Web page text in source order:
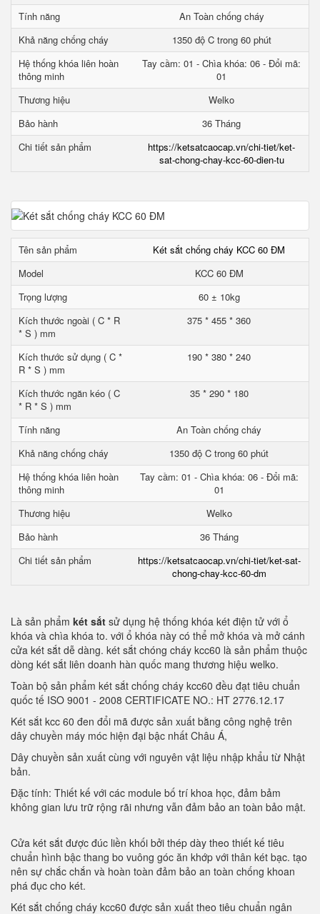
Tính năng
An Toàn chống cháy
Khả năng chống cháy
1350 độ C trong 60 phút
Hệ thống khóa liên hoàn
thông minh
Tay cầm: 01 - Chìa khóa: 06 - Đổi mã:
01
Thương hiệu
Welko
Bảo hành
36 Tháng
Chi tiết sản phẩm
https://ketsatcaocap.vn/chi-tiet/ket-
sat-chong-chay-kcc-60-dien-tu
Tên sản phẩm
Két sắt chống cháy KCC 60 ĐM
Model
KCC 60 ĐM
Trọng lượng
60 ± 10kg
Kích thước ngoài ( C * R
* S ) mm
375 * 455 * 360
Kích thước sử dụng ( C *
R * S ) mm
190 * 380 * 240
Kích thước ngăn kéo ( C
* R * S ) mm
35 * 290 * 180
Tính năng
An Toàn chống cháy
Khả năng chống cháy
1350 độ C trong 60 phút
Hệ thống khóa liên hoàn
thông minh
Tay cầm: 01 - Chìa khóa: 06 - Đổi mã:
01
Thương hiệu
Welko
Bảo hành
36 Tháng
Chi tiết sản phẩm
https://ketsatcaocap.vn/chi-tiet/ket-sat-
chong-chay-kcc-60-dm
Là sản phẩm két sắt sử dụng hệ thống khóa két điện tử với ổ
khóa và chìa khóa to. với ổ khóa này có thể mở khóa và mở cánh
cửa két sắt dễ dàng. két sắt chóng cháy kcc60 là sản phẩm thuộc
dòng két sắt liên doanh hàn quốc mang thương hiệu welko.
Toàn bộ sản phẩm két sắt chống cháy kcc60 đều đạt tiêu chuẩn
quốc tế ISO 9001 - 2008 CERTIFICATE NO.: HT 2776.12.17
Két sắt kcc 60 đen đổi mã được sản xuất bằng công nghệ trên
dây chuyền máy móc hiện đại bậc nhất Châu Á,
Dây chuyền sản xuất cùng với nguyên vật liệu nhập khẩu từ Nhật
bản.
Đặc tính: Thiết kế với các module bố trí khoa học, đảm bảm
không gian lưu trữ rộng rãi nhưng vẫn đảm bảo an toàn bảo mật.
Cửa két sắt được đúc liền khối bởi thép dày theo thiết kế tiêu
chuẩn hình bậc thang bo vuông góc ăn khớp với thân két bạc. tạo
nên sự chắc chắn và hoàn toàn đảm bảo an toàn chống khoan
phá đục cho két.
Két sắt chống cháy kcc60 được sản xuất theo tiêu chuẩn ngân